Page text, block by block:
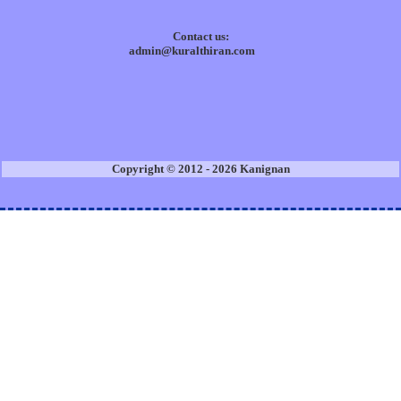
Contact us:
admin@kuralthiran.com
Copyright © 2012 - 2026 Kanignan